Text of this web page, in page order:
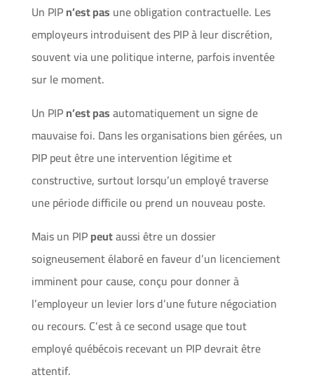
Un PIPn’est pas une obligation contractuelle. Les
employeurs introduisent des PIP à leur discrétion,
souvent via une politique interne, parfois inventée
sur le moment.
Un PIPn’est pasautomatiquement un signe de
mauvaise foi. Dans les organisations bien gérées, un
PIP peut être une intervention légitime et
constructive, surtout lorsqu’un employé traverse
une période difficile ou prend un nouveau poste.
Mais un PIPpeutaussi être un dossier
soigneusement élaboré en faveur d’un licenciement
imminent pour cause, conçu pour donner à
l’employeur un levier lors d’une future négociation
ou recours. C’est à ce second usage que tout
employé québécois recevant un PIP devrait être
attentif.